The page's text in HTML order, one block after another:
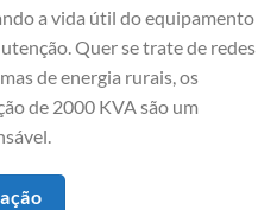
a vida útil do equipamento
Quer se trate de redes
de energia rurais, os
de 2000 KVA são um